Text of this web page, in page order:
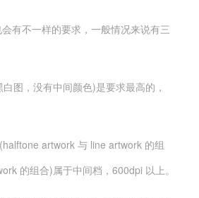
有不一样的要求，一般情况来说有三
图，没有中间颜色)是要求最高的，
artwork 与 line artwork 的组
的组合)属于中间档，600dpi 以上。